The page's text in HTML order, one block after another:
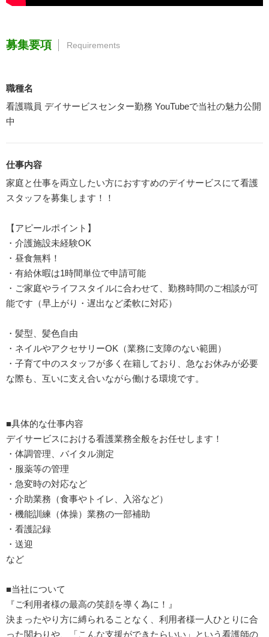
募集要項 Requirements
職種名
看護職員 デイサービスセンター勤務 YouTubeで当社の魅力公開
中
仕事内容
家庭と仕事を両立したい方におすすめのデイサービスにて看護
スタッフを募集します！！
【アピールポイント】
・介護施設未経験OK
・昼食無料！
・有給休暇は1時間単位で申請可能
・ご家庭やライフスタイルに合わせて、勤務時間のご相談が可
能です（早上がり・遅出など柔軟に対応）
・髪型、髪色自由
・ネイルやアクセサリーOK（業務に支障のない範囲）
・子育て中のスタッフが多く在籍しており、急なお休みが必要
な際も、互いに支え合いながら働ける環境です。
■具体的な仕事内容
デイサービスにおける看護業務全般をお任せします！
・体調管理、バイタル測定
・服薬等の管理
・急変時の対応など
・介助業務（食事やトイレ、入浴など）
・機能訓練（体操）業務の一部補助
・看護記録
・送迎
など
■当社について
『ご利用者様の最高の笑顔を導く為に！』
決まったやり方に縛られることなく、利用者様一人ひとりに合
った関わりや、「こんな支援ができたらいい」という看護師の